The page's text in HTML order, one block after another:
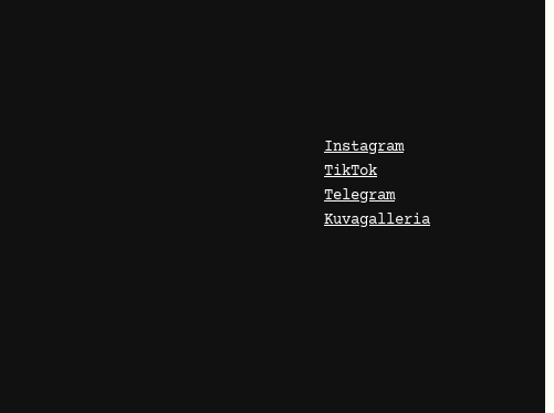
Instagram
TikTok
Telegram
Kuvagalleria